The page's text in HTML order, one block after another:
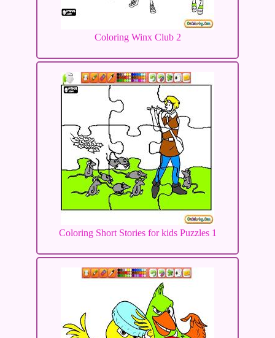
Coloring Winx Club 2
Coloring Short Stories for kids Puzzles 1